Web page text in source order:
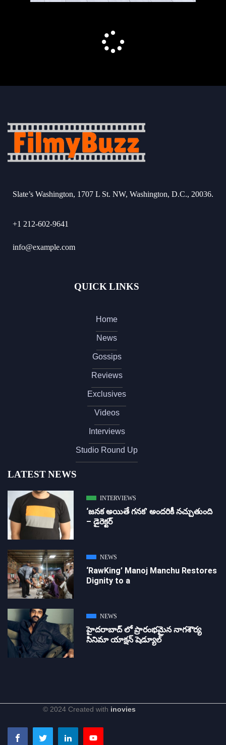
Slate’s Washington, 1707 L St. NW, Washington, D.C., 20036.
+1 212-602-9641
info@example.com
QUICK LINKS
Home
News
Gossips
Reviews
Exclusives
Videos
Interviews
Studio Round Up
LATEST NEWS
INTERVIEWS
‘జ‌న‌క అయితే గ‌న‌క‌’ అందరికీ నచ్చుతుంది
– డైరెక్ట‌ర్
NEWS
‘RawKing’ Manoj Manchu Restores
Dignity to a
NEWS
హైదరాబాద్ లో ప్రారంభమైన నాగశౌర్య
సినిమా యాక్షన్ షెడ్యూల్
© 2024 Created with inovies